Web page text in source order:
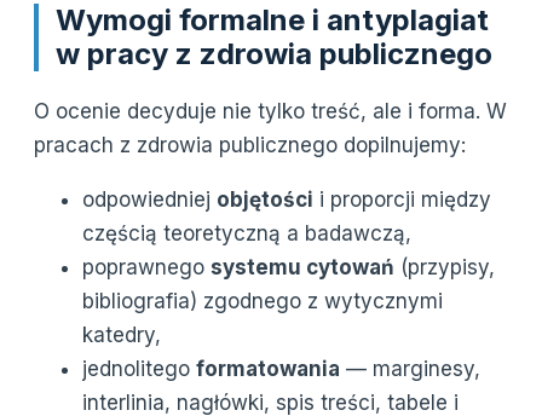
Wymogi formalne i antyplagiat
w pracy z zdrowia publicznego
O ocenie decyduje nie tylko treść, ale i forma. W
pracach z zdrowia publicznego dopilnujemy:
odpowiedniej objętości i proporcji między
częścią teoretyczną a badawczą,
poprawnego systemu cytowań (przypisy,
bibliografia) zgodnego z wytycznymi
katedry,
jednolitego formatowania — marginesy,
interlinia, nagłówki, spis treści, tabele i